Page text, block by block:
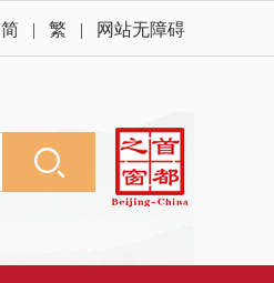
简 | 繁 | 网站无障碍